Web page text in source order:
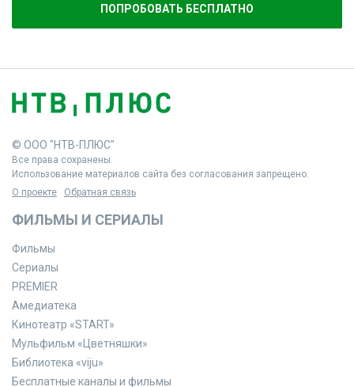
ПОПРОБОВАТЬ БЕСПЛАТНО
© ООО "НТВ-ПЛЮС"
Все права сохранены.
Использование материалов сайта без согласования запрещено.
О проекте
Обратная связь
ФИЛЬМЫ И СЕРИАЛЫ
Фильмы
Сериалы
PREMIER
Амедиатека
Кинотеатр «START»
Мульфильм «Цветняшки»
Библиотека «viju»
Бесплатные каналы и фильмы